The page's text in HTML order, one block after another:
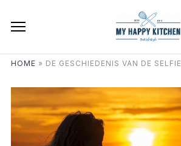
HOME » DE GESCHIEDENIS VAN DE SELFIE